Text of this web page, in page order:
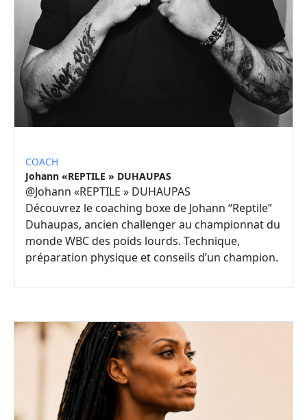
COACH
Johann «REPTILE » DUHAUPAS
@Johann «REPTILE » DUHAUPAS
Découvrez le coaching boxe de Johann “Reptile”
Duhaupas, ancien challenger au championnat du
monde WBC des poids lourds. Technique,
préparation physique et conseils d’un champion.